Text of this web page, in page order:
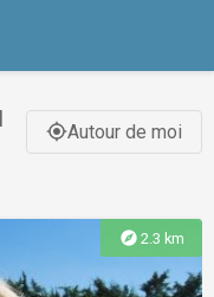
gps_fixedAutour de moi
explore 2.3 km